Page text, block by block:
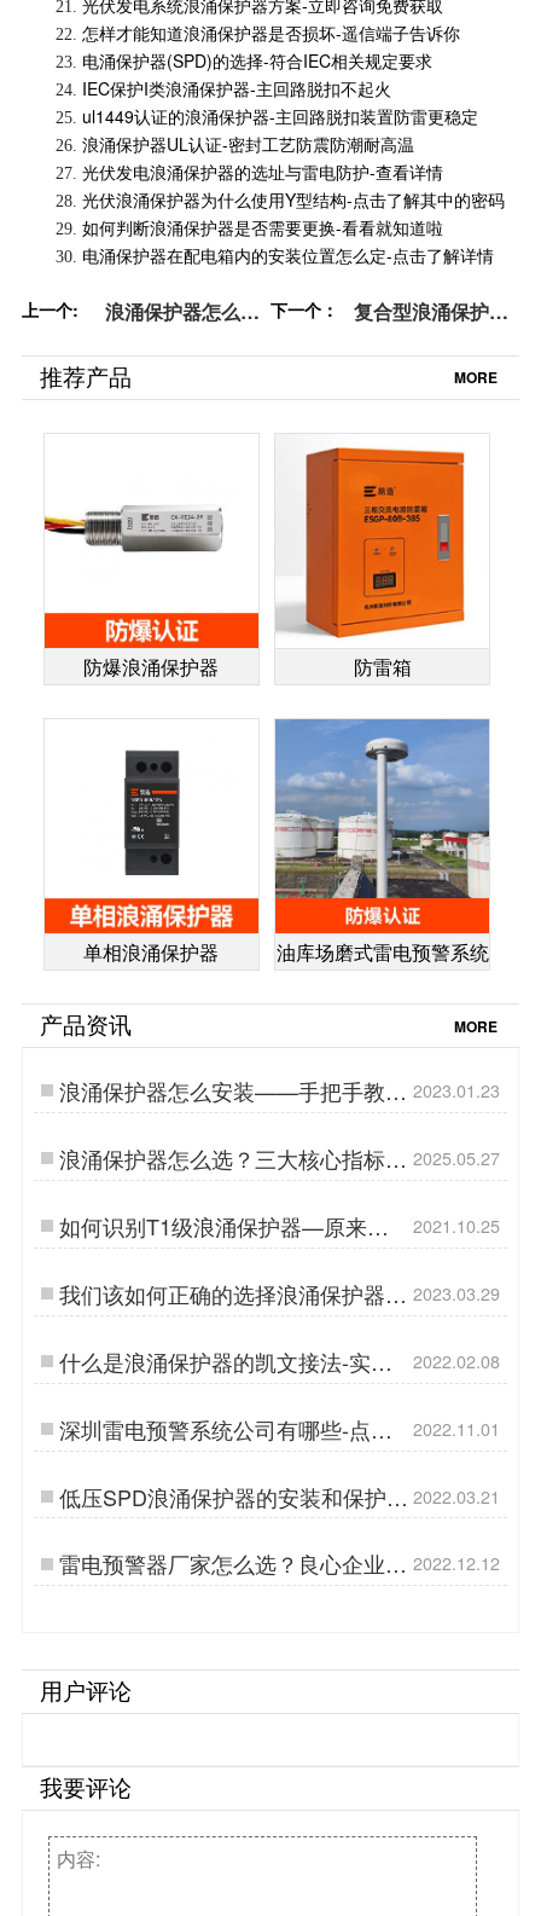
21. 光伏发电系统浪涌保护器方案-立即咨询免费获取
22. 怎样才能知道浪涌保护器是否损坏-遥信端子告诉你
23. 电涌保护器(SPD)的选择-符合IEC相关规定要求
24. IEC保护I类浪涌保护器-主回路脱扣不起火
25. ul1449认证的浪涌保护器-主回路脱扣装置防雷更稳定
26. 浪涌保护器UL认证-密封工艺防震防潮耐高温
27. 光伏发电浪涌保护器的选址与雷电防护-查看详情
28. 光伏浪涌保护器为什么使用Y型结构-点击了解其中的密码
29. 如何判断浪涌保护器是否需要更换-看看就知道啦
30. 电涌保护器在配电箱内的安装位置怎么定-点击了解详情
上一个:
浪涌保护器怎么安
小时安装时间-易造
防雷
下一个：
复合型浪涌保护器
流0漏电流-易造防
雷
推荐产品 MORE
防爆浪涌保护器 防雷箱
单相浪涌保护器 油库场磨式雷电预警系统
产品资讯 MORE
浪涌保护器怎么安装——手把手教学
【易造防雷】…
2023.01.23
浪涌保护器怎么选？三大核心指标
+三大实战策略助您精准选型-易造…
2025.05.27
如何识别T1级浪涌保护器—原来这
么简单【易造防雷】…
2021.10.25
我们该如何正确的选择浪涌保护器的
UC值——专业指导【易造防雷】…
2023.03.29
什么是浪涌保护器的凯文接法-实力
厂家告诉你【杭州易造】…
2022.02.08
深圳雷电预警系统公司有哪些-点击
告诉你答案【杭州易造】…
2022.11.01
低压SPD浪涌保护器的安装和保护-
你可能还不知道【杭州易造】…
2022.03.21
雷电预警器厂家怎么选？良心企业告
诉您！【易造防雷】…
2022.12.12
用户评论
我要评论